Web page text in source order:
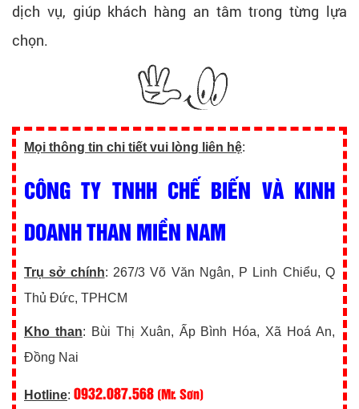
dịch vụ, giúp khách hàng an tâm trong từng lựa
chọn.
Mọi thông tin chi tiết vui lòng liên hệ:
CÔNG TY TNHH CHẾ BIẾN VÀ KINH
DOANH THAN MIỀN NAM
Trụ sở chính: 267/3 Võ Văn Ngân, P Linh Chiểu, Q
Thủ Đức, TPHCM
Kho than: Bùi Thị Xuân, Ấp Bình Hóa, Xã Hoá An,
Đồng Nai
Hotline: 0932.087.568 (Mr. Sơn)